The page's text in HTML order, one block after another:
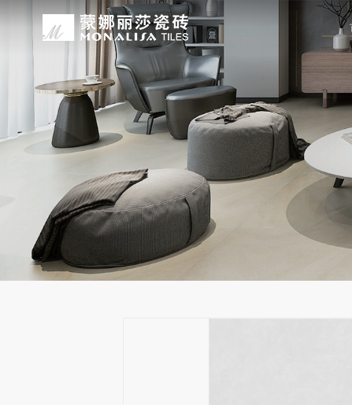
品牌介绍
发展历程
资质荣誉
行业地位
关于我们
蒙娜丽莎瓷砖品牌隶属蒙娜丽莎集团
生活空间，产品涵盖陶瓷砖和陶瓷薄
莎”的品牌发展理念，将蒙娜丽莎的
的同时，享受高品质的服务所带来的
家装案例
全景合集
家装指南
装修设计
蒙娜丽莎陶瓷砖、陶瓷大板、岩板多
套家装案例的应用展示，为大家提供
无极·石界 产品中心
蒙娜丽莎「無極·石界」系列遵循“无
计蓝本，融合当代的材料应用美学，
规、重构空间法则，实现情绪空间的
无极的生活空间。
授权门店
门店服务
网络商城
铺贴指导
瓷砖百科
无忧服务
蒙娜丽莎在全国拥有超过4000家专卖
费者带来更多的消费与体验场景。与
服务”体系以及“密缝铺贴”系统，全
烦恼，实现无忧省心焕新家。
品牌动态
产品解码
集团新闻
媒体中心
蒙娜丽莎的微笑作为营销服务的核心
服务所带来的精神回报，满足人们多
公装案例
战略合作
工程案例
以完善的房地产战略合作管理体系，
务，为陶瓷行业和房地产企业的战略